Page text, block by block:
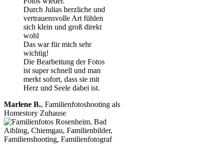
Durch Julias herzliche und
vertrauensvolle Art fühlen
sich klein und groß direkt
wohl
Das war für mich sehr
wichtig!
Die Bearbeitung der Fotos
ist super schnell und man
merkt sofort, dass sie mit
Herz und Seele dabei ist.
Marlene B., Familienfotoshooting als
Homestory Zuhause